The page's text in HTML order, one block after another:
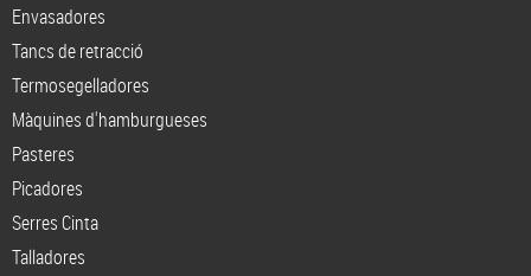
Envasadores
Tancs de retracció
Termosegelladores
Màquines d'hamburgueses
Pasteres
Picadores
Serres Cinta
Talladores